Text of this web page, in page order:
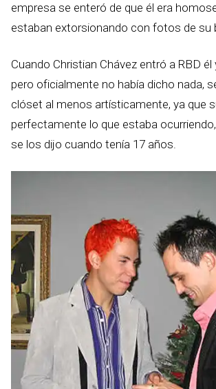
empresa se enteró de que él era
estaban extorsionando con fotos de su
Cuando Christian Chávez entró a RBD
pero oficialmente no había dicho nada,
clóset al menos artísticamente, ya que
perfectamente lo que estaba
se los dijo cuando tenía 17 años.